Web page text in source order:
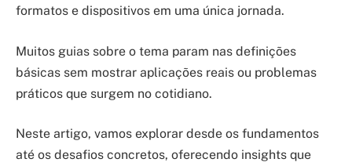
formatos e dispositivos em uma única jornada.
Muitos guias sobre o tema param nas definições
básicas sem mostrar aplicações reais ou problemas
práticos que surgem no cotidiano.
Neste artigo, vamos explorar desde os fundamentos
até os desafios concretos, oferecendo insights que